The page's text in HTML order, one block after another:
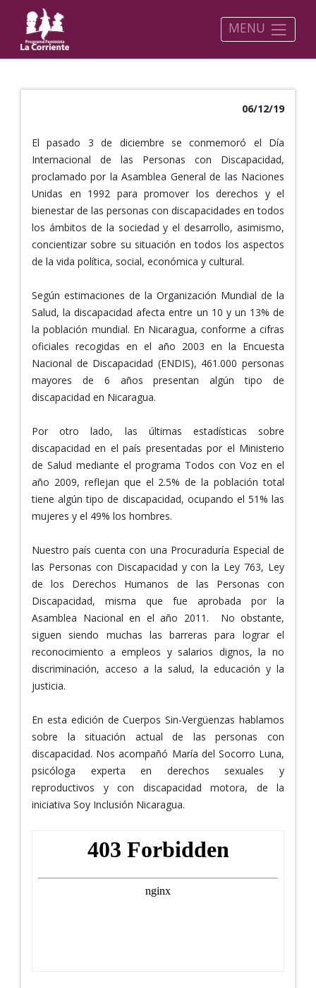
MENU
06/12/19
El pasado 3 de diciembre se conmemoró el Día
Internacional de las Personas con Discapacidad,
proclamado por la Asamblea General de las Naciones
Unidas en 1992 para promover los derechos y el
bienestar de las personas con discapacidades en todos
los ámbitos de la sociedad y el desarrollo, asimismo,
concientizar sobre su situación en todos los aspectos
de la vida política, social, económica y cultural.
Según estimaciones de la Organización Mundial de la
Salud, la discapacidad afecta entre un 10 y un 13% de
la población mundial. En Nicaragua, conforme a cifras
oficiales recogidas en el año 2003 en la Encuesta
Nacional de Discapacidad (ENDIS), 461.000 personas
mayores de 6 años presentan algún tipo de
discapacidad en Nicaragua.
Por otro lado, las últimas estadísticas sobre
discapacidad en el país presentadas por el Ministerio
de Salud mediante el programa Todos con Voz en el
año 2009, reflejan que el 2.5% de la población total
tiene algún tipo de discapacidad, ocupando el 51% las
mujeres y el 49% los hombres.
Nuestro país cuenta con una Procuraduría Especial de
las Personas con Discapacidad y con la Ley 763, Ley
de los Derechos Humanos de las Personas con
Discapacidad, misma que fue aprobada por la
Asamblea Nacional en el año 2011. No obstante,
siguen siendo muchas las barreras para lograr el
reconocimiento a empleos y salarios dignos, la no
discriminación, acceso a la salud, la educación y la
justicia.
En esta edición de Cuerpos Sin-Vergüenzas hablamos
sobre la situación actual de las personas con
discapacidad. Nos acompañó María del Socorro Luna,
psicóloga experta en derechos sexuales y
reproductivos y con discapacidad motora, de la
iniciativa Soy Inclusión Nicaragua.